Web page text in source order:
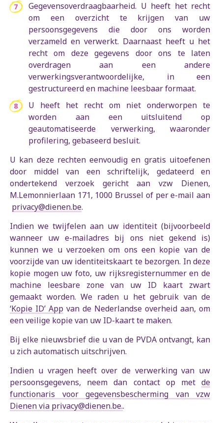
Gegevensoverdraagbaarheid. U heeft het recht
om een overzicht te krijgen van uw
persoonsgegevens die door ons worden
verzameld en verwerkt. Daarnaast heeft u het
recht om deze gegevens door ons te laten
overdragen aan een andere
verwerkingsverantwoordelijke, in een
gestructureerd en machine leesbaar formaat.
U heeft het recht om niet onderworpen te
worden aan een uitsluitend op
geautomatiseerde verwerking, waaronder
profilering, gebaseerd besluit.
U kan deze rechten eenvoudig en gratis uitoefenen
door middel van een schriftelijk, gedateerd en
ondertekend verzoek gericht aan vzw Dienen,
M.Lemonnierlaan 171, 1000 Brussel of per e-mail aan
privacy@dienen.be.
Indien we twijfelen aan uw identiteit (bijvoorbeeld
wanneer uw e-mailadres bij ons niet gekend is)
kunnen we u verzoeken om ons een kopie van de
voorzijde van uw identiteitskaart te bezorgen. In deze
kopie mogen uw foto, uw rijksregisternummer en de
machine leesbare zone van uw ID kaart zwart
gemaakt worden. We raden u het gebruik van de
‘Kopie ID’ App van de Nederlandse overheid aan, om
een veilige kopie van uw ID-kaart te maken.
Bij elke nieuwsbrief die u van de PVDA ontvangt, kan
u zich automatisch uitschrijven.
Indien u vragen heeft over de verwerking van uw
persoonsgegevens, neem dan contact op met de
functionaris voor gegevensbescherming van vzw
Dienen via privacy@dienen.be..